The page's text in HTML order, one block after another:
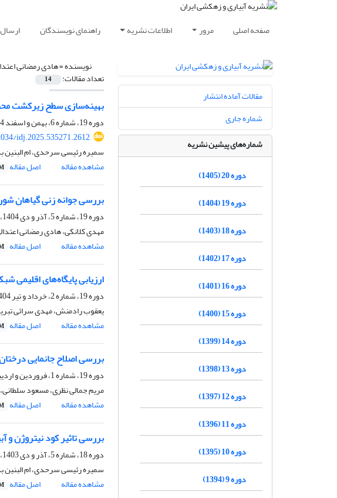
صفحه اصلی مرور اطلاعات نشریه راهنمای نویسندگان
نویسنده =هادی رمضانی
تعداد مقالات: 14
بهینه‌سازی سطح زیرکشت
دوره 19، شماره 6، بهمن و اسفند 1404، صفحه
idj.2025.535271.2612
سمیره رئیسی سرحدی، ام البنین
مشاهده مقاله
اصل مقاله
بررسی جوانه زنی گیاهان
دوره 19، شماره 5، آذر و دی 1404، صفحه
مهدی کلانکی، هادی رمضانی
مشاهده مقاله
اصل مقاله
ارزیابی پایگاه‌های
دوره 19، شماره 2، خرداد و تیر 1404، صفحه
یعقوب رادمنش، مهدی سرائی
مشاهده مقاله
اصل مقاله
بررسی اصلاح جانمایی
دوره 19، شماره 1، فروردین و اردیبهشت 1404، صفحه
مریم جمالی نظری، مسعود
مشاهده مقاله
اصل مقاله
بررسی تاثیر کود نیتروژن
دوره 18، شماره 5، آذر و دی 1403، صفحه
سمیره رئیسی سرحدی، ام البنین
مشاهده مقاله
اصل مقاله
مقالات آماده انتشار
شماره جاری
شماره‌های پیشین نشریه
دوره 20 (1405)
دوره 19 (1404)
دوره 18 (1403)
دوره 17 (1402)
دوره 16 (1401)
دوره 15 (1400)
دوره 14 (1399)
دوره 13 (1398)
دوره 12 (1397)
دوره 11 (1396)
دوره 10 (1395)
دوره 9 (1394)